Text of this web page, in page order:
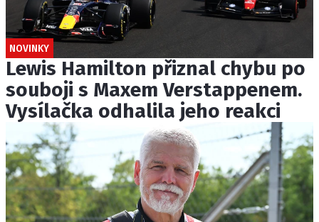
NOVINKY
Lewis Hamilton přiznal chybu po
souboji s Maxem Verstappenem.
Vysílačka odhalila jeho reakci